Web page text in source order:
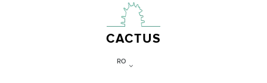
CACTUS
RO